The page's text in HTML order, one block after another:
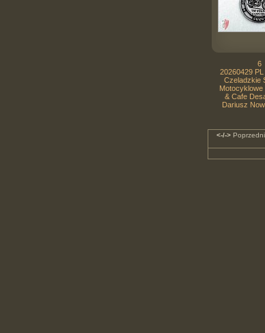
6
20260429 PL
Czeladzkie
Motocyklowe
& Cafe
Dariusz
<-/->